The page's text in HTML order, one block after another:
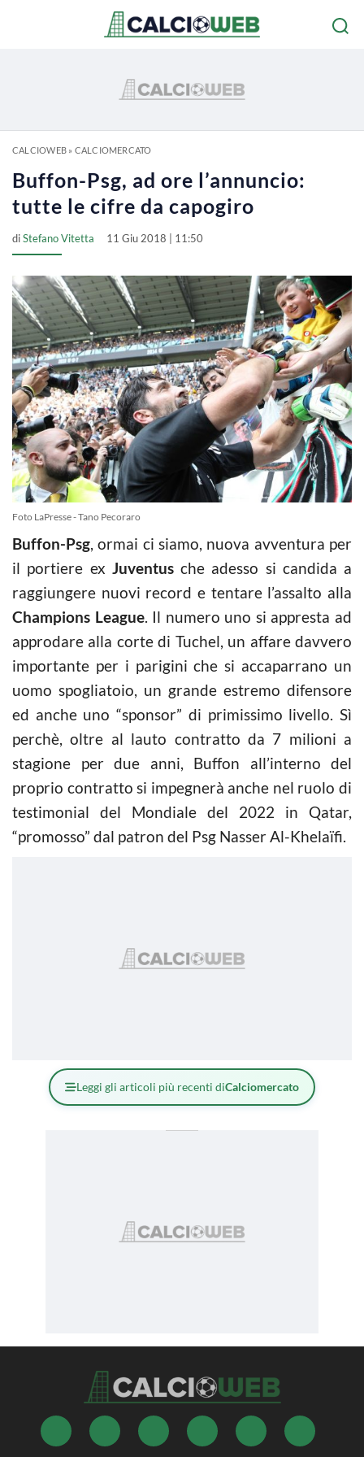
CALCIOWEB» CALCIOMERCATO
Buffon-Psg, ad ore l’annuncio:
tutte le cifre da capogiro
diStefano Vitetta 11 Giu 2018 | 11:50
Foto LaPresse - Tano Pecoraro
Buffon-Psg, ormai ci siamo, nuova avventura per
il portiere ex Juventusche adesso si candida a
raggiungere nuovi record e tentare l’assalto alla
Champions League. Il numero uno si appresta ad
approdare alla corte di Tuchel, un affare davvero
importante per i parigini che si accaparrano un
uomo spogliatoio, un grande estremo difensore
ed anche uno “sponsor” di primissimo livello. Sì
perchè, oltre al lauto contratto da 7 milioni a
stagione per due anni, Buffon all’interno del
proprio contratto si impegnerà anche nel ruolo di
testimonial del Mondiale del 2022 in Qatar,
“promosso” dal patron del Psg Nasser Al-Khelaïfi.
Leggi gli articoli più recenti diCalciomercato